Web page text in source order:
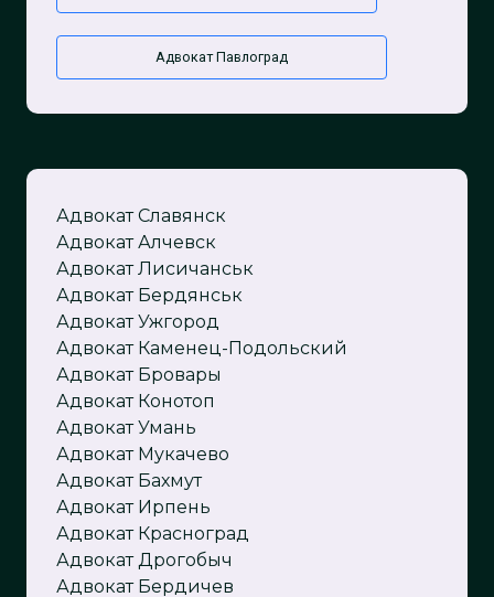
Адвокат Павлоград
АдвокатСлавянск
Адвокат Алчевск
Адвокат Лисичанськ
Адвокат Бердянськ
Адвокат Ужгород
Адвокат Каменец-Подольский
Адвокат Бровары
Адвокат Конотоп
Адвокат Умань
Адвокат Мукачево
Адвокат Бахмут
Адвокат Ирпень
Адвокат Красноград
Адвокат Дрогобыч
Адвокат Бердичев